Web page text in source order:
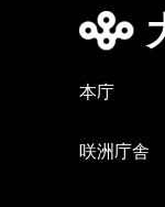
本庁
咲洲庁舎